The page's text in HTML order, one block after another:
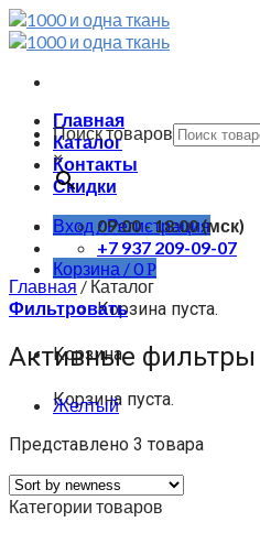
Skip
to
Главная
Каталог
Контакты
Скидки
Вход / Регистрация
Корзина /0Р
Корзина пуста.
Корзина
Корзина пуста.
Поиск товаров
×
09:00 - 18:00 (мск)
+7 937 209-09-07
Главная/Каталог
Фильтровать
Активные фильтры
Желтый
Представлено 3 товара
Категории товаров